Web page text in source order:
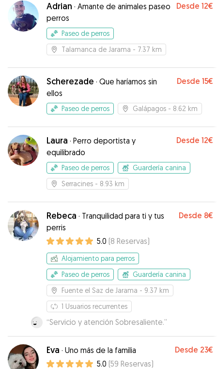
Adrian · Amante de animales paseo
perros
Desde 12€
Paseo de perros
Talamanca de Jarama - 7.37 km
Scherezade · Que haríamos sin
ellos
Desde 15€
Paseo de perros Galápagos - 8.62 km
Laura · Perro deportista y
equilibrado
Desde 12€
Paseo de perros
Guardería canina
Serracines - 8.93 km
Rebeca · Tranquilidad para ti y tus
perris
Desde 8€
5.0 (8 Reservas)
Alojamiento para perros
Paseo de perros
Guardería canina
Fuente el Saz de Jarama - 9.37 km
1 Usuarios recurrentes
“Servicio y atención Sobresaliente.”
Eva · Uno más de la familia Desde 23€
5.0 (59 Reservas)